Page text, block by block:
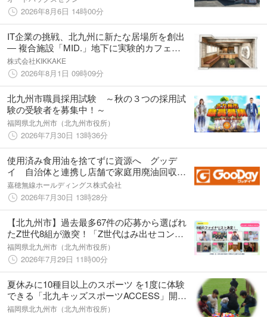
2026年8月6日 14時00分
IT企業の挑戦、北九州に新たな居場所を創出
― 複合施設「MID.」地下に実験的カフェ
「TIE Coffee」7月19日グランドオープン
株式会社KIKKAKE
2026年8月1日 09時09分
北九州市職員採用試験 ～秋の３つの採用試
験の受験者を募集中！～
福岡県北九州市（北九州市役所）
2026年7月30日 13時36分
使用済み食用油を捨てずに資源へ グッデ
イ 自治体と連携し店舗で家庭用廃油回収を
開始
嘉穂無線ホールディングス株式会社
2026年7月30日 13時28分
【北九州市】過去最多67件の応募から選ばれ
たZ世代8組が激突！「Z世代はみ出せコンテ
スト2026」公開プレゼンを8月8日開催。〜採
用3組には最大300万円を補助＋伴走支援で社
会実装化へ〜
福岡県北九州市（北九州市役所）
2026年7月29日 11時00分
夏休みに10種目以上のスポーツ を1度に体験
できる「北九キッズスポーツACCESS」開
催！プロ選手との交流も！ 北九州市立総合体
福岡県北九州市（北九州市役所）